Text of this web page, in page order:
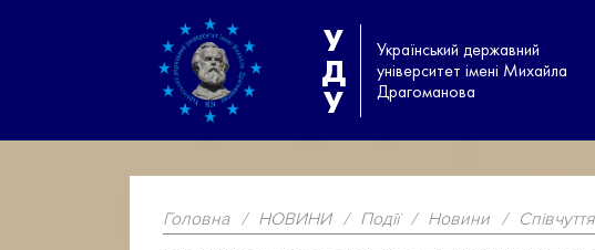
У
Д
У
Український державний
університет імені Михайла
Драгоманова
Головна / НОВИНИ / Події / Новини / Співчуття